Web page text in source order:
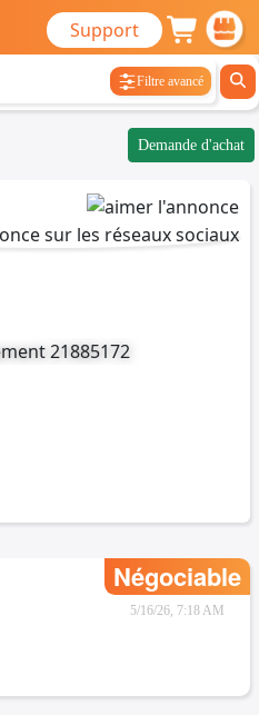
Support
Filtre avancé
Demande d'achat
Négociable
5/16/26, 7:18 AM